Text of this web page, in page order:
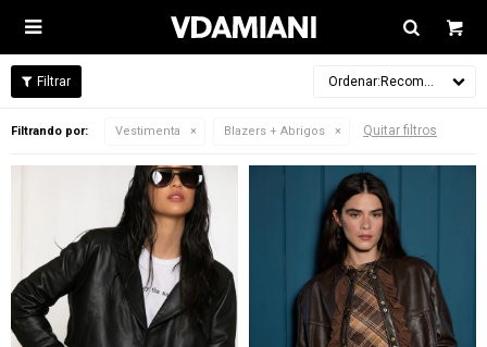

Recomendados
Filtrando por: Vestimenta Blazers + Abrigos Quitar filtros